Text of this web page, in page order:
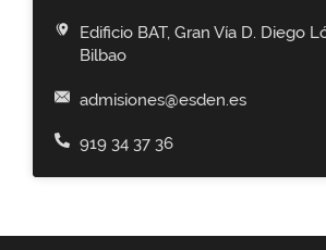
Edificio BAT, Gran Vía D. Diego
Bilbao
admisiones@esden.es
919 34 37 36